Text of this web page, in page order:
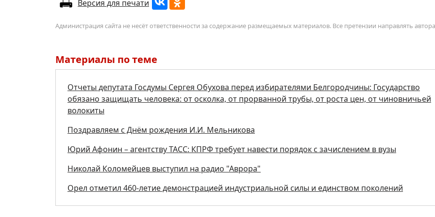
Версия для печати
Администрация сайта не несёт ответственности за содержание размещаемых материалов. Все претензии направлять
Материалы по теме
Отчеты депутата Госдумы Сергея Обухова перед избирателями Белгородчины: Государство
обязано защищать человека: от осколка, от прорванной трубы, от роста цен, от чиновничьей
волокиты
Поздравляем с Днём рождения И.И. Мельникова
Юрий Афонин – агентству ТАСС: КПРФ требует навести порядок с зачислением в вузы
Николай Коломейцев выступил на радио "Аврора"
Орел отметил 460-летие демонстрацией индустриальной силы и единством поколений